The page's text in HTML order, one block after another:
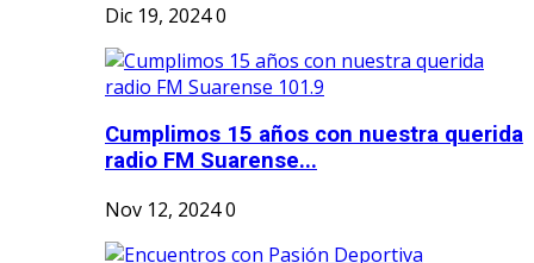
Dic 19, 20240
Cumplimos 15 años con nuestra querida
radio FM Suarense...
Nov 12, 20240